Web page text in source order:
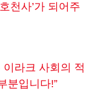
천사’가 되어주
이라크 사회의 적
분입니다!”